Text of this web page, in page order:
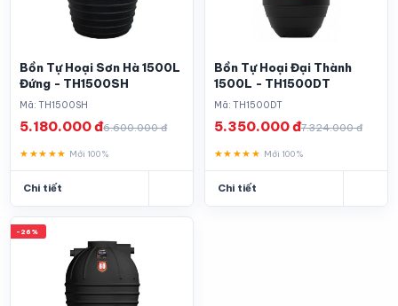
Bồn Tự Hoại Sơn Hà 1500L
Đứng - TH1500SH
Mã: TH1500SH
6.600.000 đ
5.180.000 đ
★★★★★ Mới 100%
Chi tiết
Bồn Tự Hoại Đại Thành
1500L - TH1500DT
Mã: TH1500DT
7.324.000 đ
5.350.000 đ
★★★★★ Mới 100%
Chi tiết
-26%